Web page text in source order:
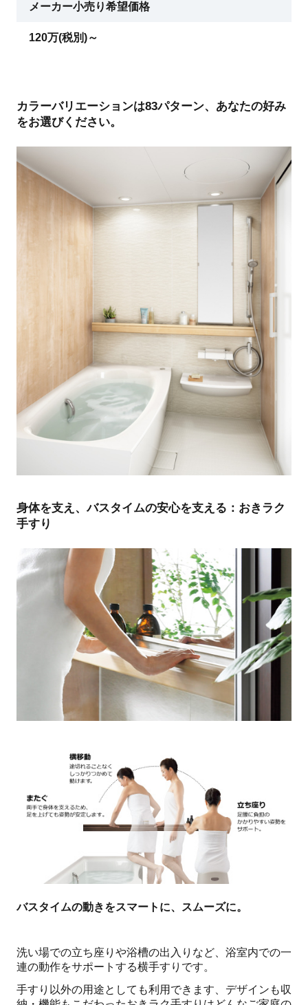
メーカー小売り希望価格
120万(税別)～
カラーバリエーションは83パターン、あなたの好み
をお選びください。
身体を支え、バスタイムの安心を支える：おきラク
手すり
バスタイムの動きをスマートに、スムーズに。
洗い場での立ち座りや浴槽の出入りなど、浴室内での一
連の動作をサポートする横手すりです。
手すり以外の用途としても利用できます、デザインも収